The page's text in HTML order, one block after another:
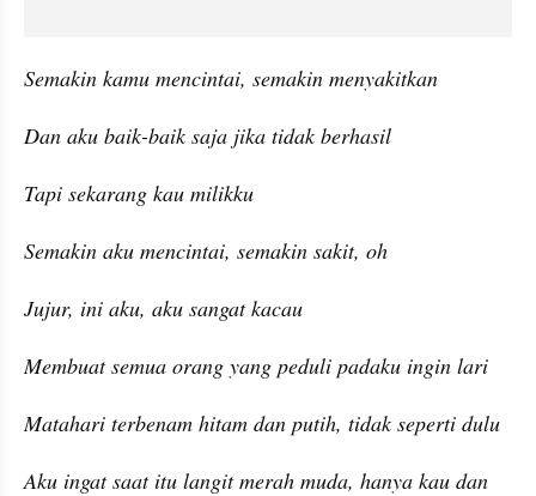
Semakin kamu mencintai, semakin menyakitkan
Dan aku baik-baik saja jika tidak berhasil
Tapi sekarang kau milikku
Semakin aku mencintai, semakin sakit, oh
Jujur, ini aku, aku sangat kacau
Membuat semua orang yang peduli padaku ingin lari
Matahari terbenam hitam dan putih, tidak seperti dulu
Aku ingat saat itu langit merah muda, hanya kau dan